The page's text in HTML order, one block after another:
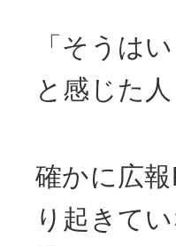
「そうは
と感じた
確かに広
り起きて